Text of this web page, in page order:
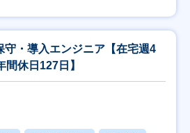
・導入エンジニア【在宅週4
間休日127日】